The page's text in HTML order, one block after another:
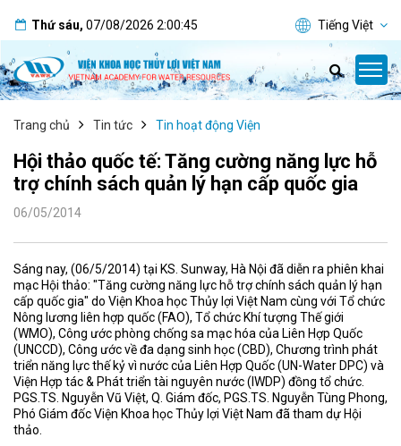
Thứ sáu, 07/08/2026 2:00:45 Tiếng Việt
Trang chủ Tin tức Tin hoạt động Viện
Hội thảo quốc tế: Tăng cường năng lực hỗ
trợ chính sách quản lý hạn cấp quốc gia
06/05/2014
Sáng nay, (06/5/2014) tại KS. Sunway, Hà Nội đã diễn ra phiên khai
mạc Hội thảo: "Tăng cường năng lực hỗ trợ chính sách quản lý hạn
cấp quốc gia" do Viện Khoa học Thủy lợi Việt Nam cùng với Tổ chức
Nông lương liên hợp quốc (FAO), Tổ chức Khí tượng Thế giới
(WMO), Công ước phòng chống sa mạc hóa của Liên Hợp Quốc
(UNCCD), Công ước về đa dạng sinh học (CBD), Chương trình phát
triển năng lực thế kỷ vì nước của Liên Hợp Quốc (UN-Water DPC) và
Viện Hợp tác & Phát triển tài nguyên nước (IWDP) đồng tổ chức.
PGS.TS. Nguyễn Vũ Việt, Q. Giám đốc, PGS.TS. Nguyễn Tùng Phong,
Phó Giám đốc Viện Khoa học Thủy lợi Việt Nam đã tham dự Hội
thảo.